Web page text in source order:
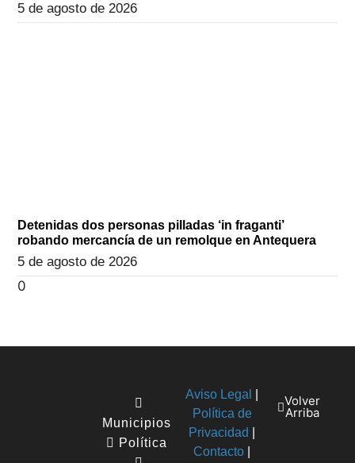
5 de agosto de 2026
Detenidas dos personas pilladas ‘in fraganti’
robando mercancía de un remolque en Antequera
5 de agosto de 2026
Municipios
Política
Aviso Legal
Política de
Privacidad
Contacto
Volver
Arriba